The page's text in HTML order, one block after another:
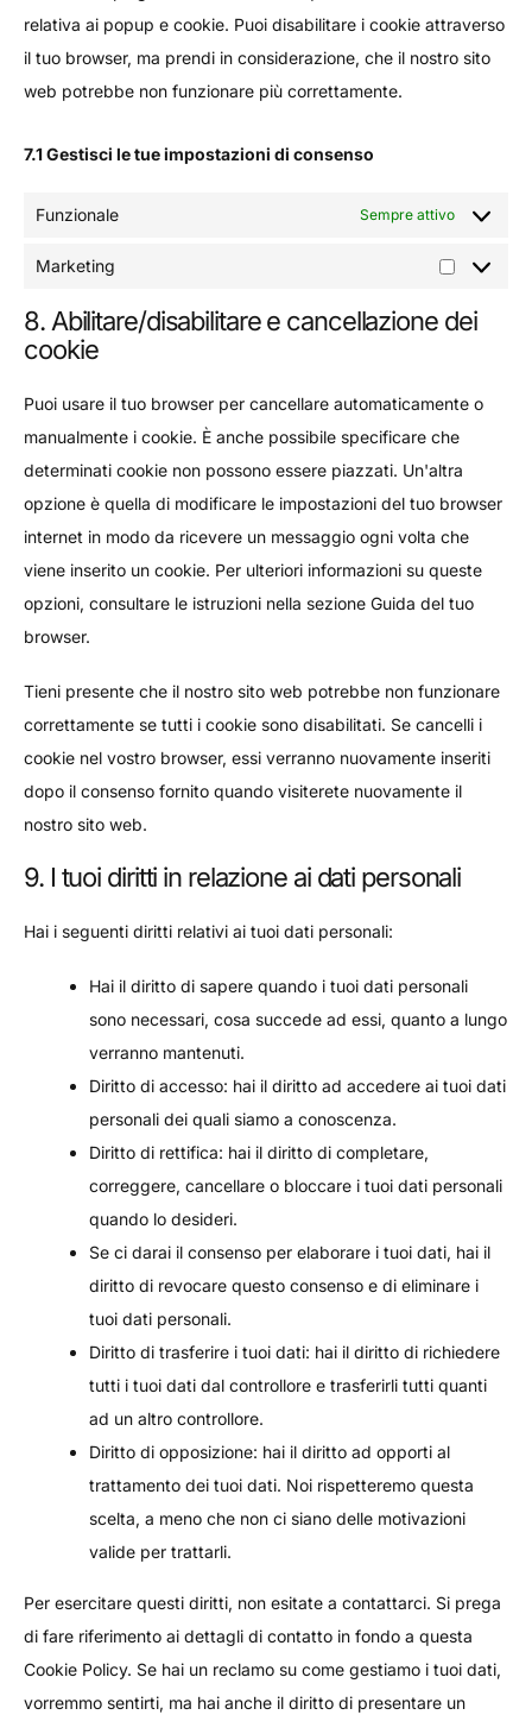
relativa ai popup e cookie. Puoi disabilitare i cookie attraverso
il tuo browser, ma prendi in considerazione, che il nostro sito
web potrebbe non funzionare più correttamente.
7.1 Gestisci le tue impostazioni di consenso
Funzionale Sempre attivo
Marketing
8. Abilitare/disabilitare e cancellazione dei
cookie
Puoi usare il tuo browser per cancellare automaticamente o
manualmente i cookie. È anche possibile specificare che
determinati cookie non possono essere piazzati. Un'altra
opzione è quella di modificare le impostazioni del tuo browser
internet in modo da ricevere un messaggio ogni volta che
viene inserito un cookie. Per ulteriori informazioni su queste
opzioni, consultare le istruzioni nella sezione Guida del tuo
browser.
Tieni presente che il nostro sito web potrebbe non funzionare
correttamente se tutti i cookie sono disabilitati. Se cancelli i
cookie nel vostro browser, essi verranno nuovamente inseriti
dopo il consenso fornito quando visiterete nuovamente il
nostro sito web.
9. I tuoi diritti in relazione ai dati personali
Hai i seguenti diritti relativi ai tuoi dati personali:
Hai il diritto di sapere quando i tuoi dati personali
sono necessari, cosa succede ad essi, quanto a lungo
verranno mantenuti.
Diritto di accesso: hai il diritto ad accedere ai tuoi dati
personali dei quali siamo a conoscenza.
Diritto di rettifica: hai il diritto di completare,
correggere, cancellare o bloccare i tuoi dati personali
quando lo desideri.
Se ci darai il consenso per elaborare i tuoi dati, hai il
diritto di revocare questo consenso e di eliminare i
tuoi dati personali.
Diritto di trasferire i tuoi dati: hai il diritto di richiedere
tutti i tuoi dati dal controllore e trasferirli tutti quanti
ad un altro controllore.
Diritto di opposizione: hai il diritto ad opporti al
trattamento dei tuoi dati. Noi rispetteremo questa
scelta, a meno che non ci siano delle motivazioni
valide per trattarli.
Per esercitare questi diritti, non esitate a contattarci. Si prega
di fare riferimento ai dettagli di contatto in fondo a questa
Cookie Policy. Se hai un reclamo su come gestiamo i tuoi dati,
vorremmo sentirti, ma hai anche il diritto di presentare un